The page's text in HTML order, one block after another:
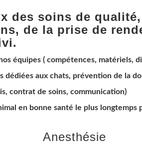
des soins de
de la prise de
équipes ( compétences, matériels,
dédiées aux chats, prévention de la
contrat de soins, communication)
en bonne santé le plus longtemps
Anesthésie